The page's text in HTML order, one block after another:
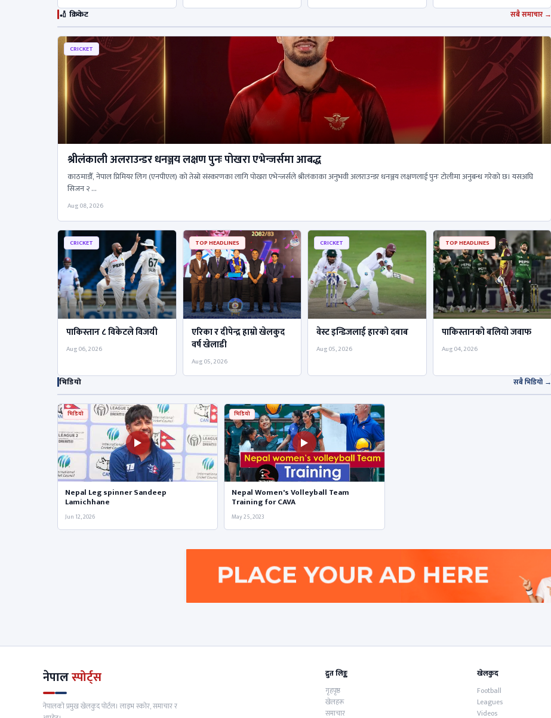
🏏 क्रिकेट सबै समाचार →
CRICKET
श्रीलंकाली अलराउन्डर धनञ्जय लक्षण पुनः पोखरा एभेन्जर्समा आबद्ध
काठमाडौँ, नेपाल प्रिमियर लिग (एनपीएल) को तेस्रो संस्करणका लागि पोखरा एभेन्जर्सले श्रीलंकाका अनुभवी अलराउन्डर धनञ्जय लक्षणलाई पुनः टोलीमा अनुबन्ध गरेको छ। यसअघि
सिजन २ …
Aug 08, 2026
CRICKET
पाकिस्तान ८ विकेटले विजयी
Aug 06, 2026
TOP HEADLINES
एरिका र दीपेन्द्र हाम्रो खेलकुद
वर्ष खेलाडी
Aug 05, 2026
CRICKET
वेस्ट इन्डिजलाई हारको दबाब
Aug 05, 2026
TOP HEADLINES
पाकिस्तानको बलियो जवाफ
Aug 04, 2026
भिडियो सबै भिडियो →
भिडियो
Nepal Leg spinner Sandeep
Lamichhane
Jun 12, 2026
भिडियो
Nepal Women's Volleyball Team
Training for CAVA
May 25, 2023
नेपालस्पोर्ट्स
नेपालको प्रमुख खेलकुद पोर्टल। लाइभ स्कोर, समाचार र
द्रुत लिङ्क
गृहपृष्ठ
खेलहरू
समाचार
खेलकुद
Football
Leagues
Videos